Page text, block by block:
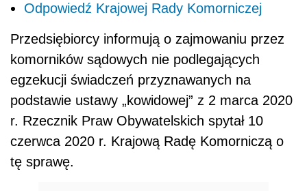
Odpowiedź Krajowej Rady Komorniczej
Przedsiębiorcy informują o zajmowaniu przez
komorników sądowych nie podlegających
egzekucji świadczeń przyznawanych na
podstawie ustawy „kowidowej” z 2 marca 2020
r. Rzecznik Praw Obywatelskich spytał 10
czerwca 2020 r. Krajową Radę Komorniczą o
tę sprawę.